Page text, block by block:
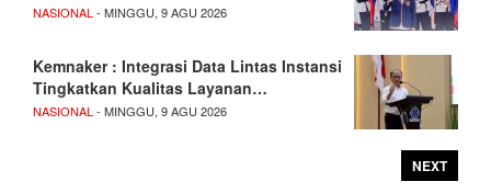
NASIONAL- MINGGU, 9 AGU 2026
Kemnaker : Integrasi Data Lintas Instansi
Tingkatkan Kualitas Layanan…
NASIONAL- MINGGU, 9 AGU 2026
NEXT